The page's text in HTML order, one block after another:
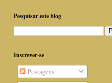
Pesquisar este blog
Inscrever-se
Postagens